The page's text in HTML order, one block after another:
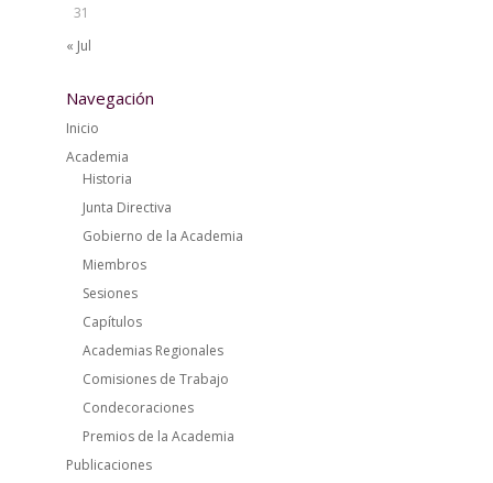
31
« Jul
Navegación
Inicio
Academia
Historia
Junta Directiva
Gobierno de la Academia
Miembros
Sesiones
Capítulos
Academias Regionales
Comisiones de Trabajo
Condecoraciones
Premios de la Academia
Publicaciones